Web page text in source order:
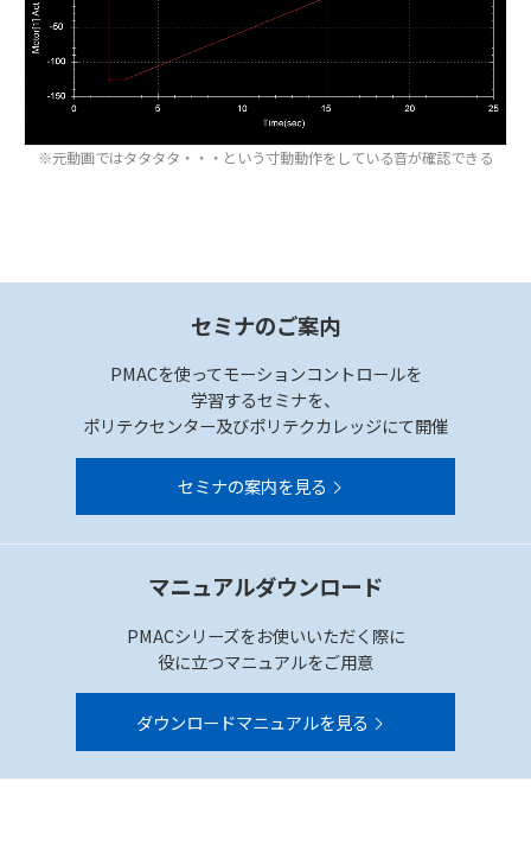
※元動画ではタタタタ・・・という寸動動作をしている音が確認できる
セミナのご案内
PMACを使ってモーションコントロールを
学習するセミナを、
ポリテクセンター及びポリテクカレッジにて開催
セミナの案内を見る
マニュアルダウンロード
PMACシリーズをお使いいただく際に
役に立つマニュアルをご用意
ダウンロードマニュアルを見る